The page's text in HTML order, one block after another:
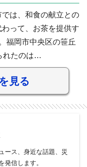
は、和食の献立との
って、お茶を提供す
福岡市中央区の笹丘
れたのは…
見る
ース、身近な話題、災
発信します。